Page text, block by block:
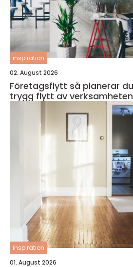
inspiration
02. August 2026
Företagsflytt så planerar du en smidig och
trygg flytt av verksamheten
inspiration
01. August 2026